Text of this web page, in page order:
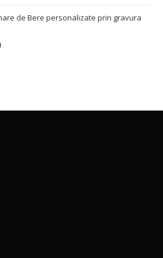
de Bere personalizate prin gravura